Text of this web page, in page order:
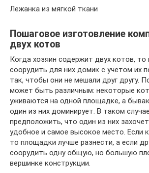
Лежанка из мягкой ткани
Пошаговое изготовление
двух котов
Когда хозяин содержит двух котов, то
соорудить для них домик с учетом их
так, чтобы они не мешали друг другу.
может быть различным: некоторые
уживаются на одной площадке, а
один из них доминирует. В таком
предположить, что один из них
удобное и самое высокое место. Если
то площадки лучше разнести, а если
соорудить одну общую, но большую
вершинке конструкции.